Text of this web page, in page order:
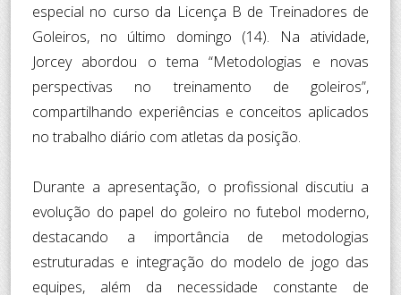
especial no curso da Licença B de Treinadores de
Goleiros, no último domingo (14). Na atividade,
Jorcey abordou o tema “Metodologias e novas
perspectivas no treinamento de goleiros”,
compartilhando experiências e conceitos aplicados
no trabalho diário com atletas da posição.
Durante a apresentação, o profissional discutiu a
evolução do papel do goleiro no futebol moderno,
destacando a importância de metodologias
estruturadas e integração do modelo de jogo das
equipes, além da necessidade constante de